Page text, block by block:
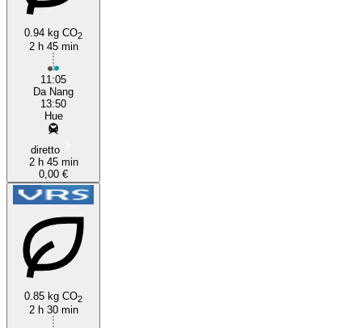
0.94 kg CO2
2 h 45 min
11:05
Da Nang
13:50
Hue
diretto
2 h 45 min
0,00 €
0.85 kg CO2
2 h 30 min